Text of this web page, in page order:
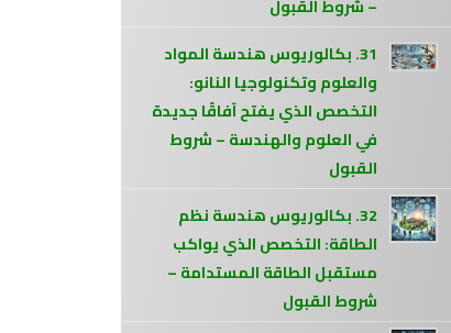
– شروط القبول
31. بكالوريوس هندسة المواد
والعلوم وتكنولوجيا النانو:
التخصص الذي يفتح آفاقًا جديدة
في العلوم والهندسة – شروط
القبول
32. بكالوريوس هندسة نظم
الطاقة: التخصص الذي يواكب
مستقبل الطاقة المستدامة –
شروط القبول